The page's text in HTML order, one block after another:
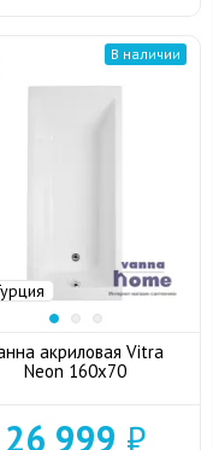
В наличии
акриловая Vitra
Neon 160x70
26 999 ₽